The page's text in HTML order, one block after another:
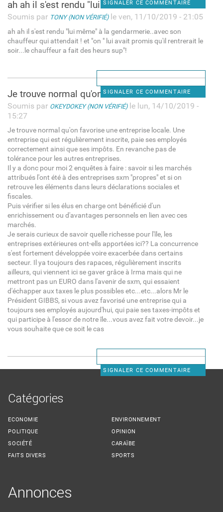
SIGNALER CE COMMENTAIRE
ah ah il s'est rendu "lui
Soumis par TONY (NON VÉRIFIÉ)le ven, 11/10/2019 - 21:05
ah ah il s'est rendu "lui même" à la gendarmerie..avec son
chauffeur qui attendait ! et "on " lui avait promis qu'il rentrerait le
soir...le chauffeur a fait des heurs sup"!
SIGNALER CE COMMENTAIRE
Je trouve normal qu'on
Soumis par OKEYDOKEY (NON VÉRIFIÉ)le lun, 14/10/2019 -
15:27
Je trouve normal qu'on favorise une entreprise locale. Une
entreprise qui est régulièrement inscrite, paie ses employés
correctement ainsi que ses impôts. En revanche pas de
tolérance pour les autres entreprises.
Il y a donc pour moi 2 enquêtes à faire : savoir si les marchés
attribués l'ont été à des entreprises sxm "propres" et si on
retrouve les éléments dans leurs déclarations sociales et
fiscales.
Puis vérifier si les élus en charge ont bénéficié d'un
enrichissement ou d'avantages personnels en lien avec ces
marchés.
Je serais curieux de savoir quelle richesse pour l'île, les
entreprises extérieures ont-ells apportées ici?? La concurrence
s'est fortement développée voire exacerbée dans certains
secteur. Il ya toujours des rapaces, régulièrement inscrits
ailleurs, qui viennent ici se gaver grâce à Irma mais qui ne
mettront pas un EURO dans l'avenir de sxm, qui essaient
d'échapper aux taxes le plus possibles etc...etc...alors Mr le
Président GIBBS, si vous avez favorisé une entreprise qui a
toujours ses employés aujourd'hui, qui paie ses taxes-impôts et
qui participe à l'essor de notre île...vous avez fait votre devoir...je
vous souhaite que ce soit le cas
SIGNALER CE COMMENTAIRE
Catégories
ECONOMIE
POLITIQUE
SOCIÉTÉ
FAITS DIVERS
ENVIRONNEMENT
OPINION
CARAÏBE
SPORTS
Annonces